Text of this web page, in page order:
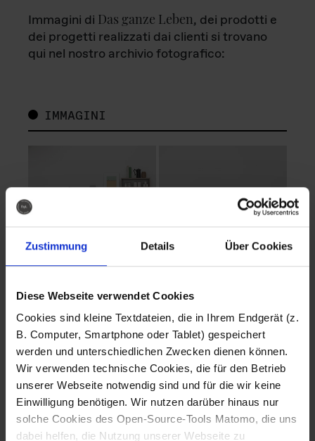
Zustimmung Details Über Cookies
Diese Webseite verwendet Cookies
Cookies sind kleine Textdateien, die in Ihrem Endgerät (z.
B. Computer, Smartphone oder Tablet) gespeichert
werden und unterschiedlichen Zwecken dienen können.
Wir verwenden technische Cookies, die für den Betrieb
unserer Webseite notwendig sind und für die wir keine
Einwilligung benötigen. Wir nutzen darüber hinaus nur
solche Cookies des Open-Source-Tools Matomo, die uns
dabei helfen, die Nutzung unserer Webseite zu
Immagini di Das ganze Leben, dei prodotti e
dei progetti realizzati dai clienti si trovano
qui nel nostro archivio fotografico:
IMMAGINI
Fotografo: Lorenz
Sternbach
Download
Fotografo: Lorenz
Sternbach
Download